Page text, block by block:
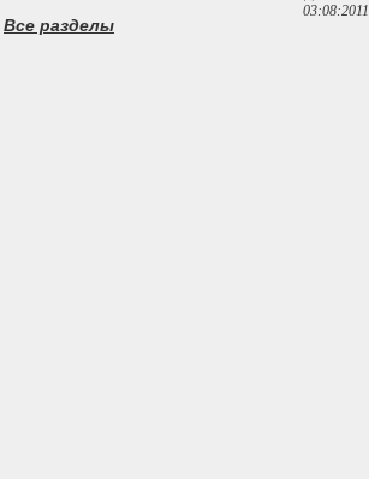
Все разделы
03:08:2011